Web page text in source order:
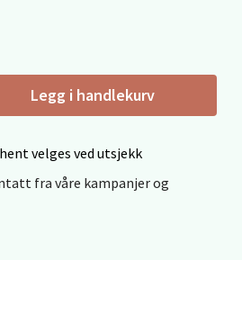
Legg i handlekurv
velges ved utsjekk
fra våre kampanjer og
22, 8622 Mo i Rana